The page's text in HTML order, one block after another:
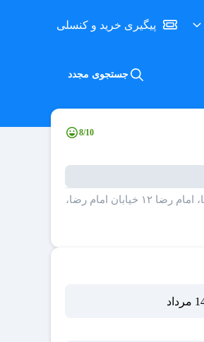
پیگیری خرید و کنسلی
جستجوی مجدد
8/10
خیابان امام رضا، امام رضا ۱۲ خیابان امام رضا،